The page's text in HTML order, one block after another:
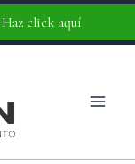
click aquí